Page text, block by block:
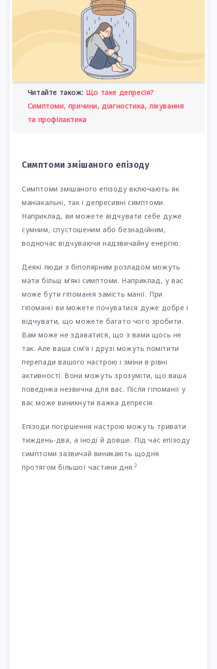
Читайте також: Що таке депресія?
Симптоми, причини, діагностика, лікування
та профілактика
Симптоми змішаного епізоду
Симптоми змішаного епізоду включають як
маніакальні, так і депресивні симптоми.
Наприклад, ви можете відчувати себе дуже
сумним, спустошеним або безнадійним,
водночас відчуваючи надзвичайну енергію.
Деякі люди з біполярним розладом можуть
мати більш м’які симптоми. Наприклад, у вас
може бути гіпоманія замість манії. При
гіпоманії ви можете почуватися дуже добре і
відчувати, що можете багато чого зробити.
Вам може не здаватися, що з вами щось не
так. Але ваша сім’я і друзі можуть помітити
перепади вашого настрою і зміни в рівні
активності. Вони можуть зрозуміти, що ваша
поведінка незвична для вас. Після гіпоманії у
вас може виникнути важка депресія.
Епізоди погіршення настрою можуть тривати
тиждень-два, а іноді й довше. Під час епізоду
симптоми зазвичай виникають щодня
протягом більшої частини дня.2